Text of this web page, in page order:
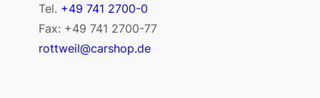
Tel. +49 741 2700-0
Fax: +49 741 2700-77
rottweil@carshop.de